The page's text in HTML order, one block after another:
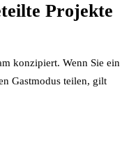
Projekte
konzipiert. Wenn Sie ein
Gastmodus teilen, gilt